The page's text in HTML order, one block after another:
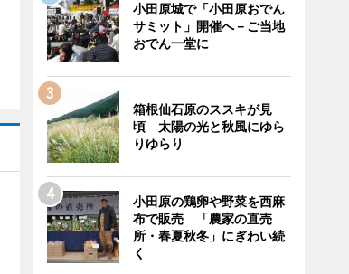
小田原城で「小田原おでん
サミット」開催へ－ご当地
おでん一堂に
箱根仙石原のススキが見
頃 太陽の光と秋風にゆら
りゆらり
小田原の鶏卵や野菜を西麻
布で販売 「農家の直売
所・春夏秋冬」にぎわい続
く